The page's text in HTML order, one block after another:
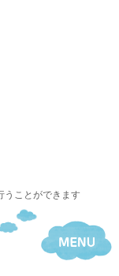
うことができます